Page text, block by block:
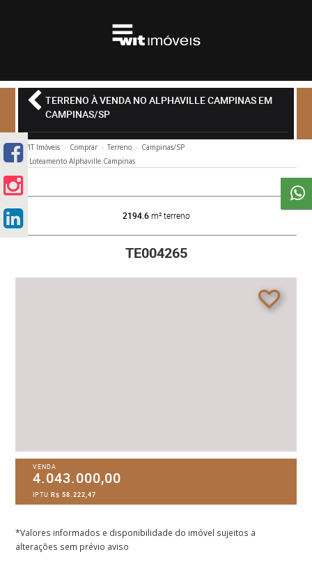
TERRENO À VENDA NO ALPHAVILLE CAMPINAS EM
CAMPINAS/SP
WIT Imóveis Comprar Terreno
Campinas/SP
Loteamento Alphaville Campinas
2194.6m² terreno
TE004265
VENDA
4.043.000,00
IPTUR$ 58.222,47
*Valores informados e disponibilidade do imóvel sujeitos a
alterações sem prévio aviso